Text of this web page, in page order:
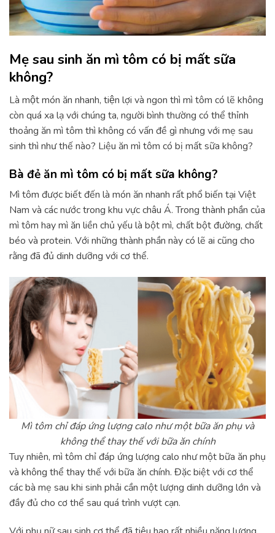
Mẹ sau sinh ăn mì tôm có bị mất sữa
không?
Là một món ăn nhanh, tiện lợi và ngon thì mì tôm có lẽ không
còn quá xa lạ với chúng ta, người bình thường có thể thỉnh
thoảng ăn mì tôm thì không có vấn đề gì nhưng với mẹ sau
sinh thì như thế nào? Liệu ăn mì tôm có bị mất sữa không?
Bà đẻ ăn mì tôm có bị mất sữa không?
Mì tôm được biết đến là món ăn nhanh rất phổ biến tại Việt
Nam và các nước trong khu vực châu Á. Trong thành phần của
mì tôm hay mì ăn liền chủ yếu là bột mì, chất bột đường, chất
béo và protein. Với những thành phần này có lẽ ai cũng cho
rằng đã đủ dinh dưỡng với cơ thể.
Mì tôm chỉ đáp ứng lượng calo như một bữa ăn phụ và
không thể thay thế với bữa ăn chính
Tuy nhiên, mì tôm chỉ đáp ứng lượng calo như một bữa ăn phụ
và không thể thay thế với bữa ăn chính. Đặc biệt với cơ thể
các bà mẹ sau khi sinh phải cần một lượng dinh dưỡng lớn và
đầy đủ cho cơ thể sau quá trình vượt cạn.